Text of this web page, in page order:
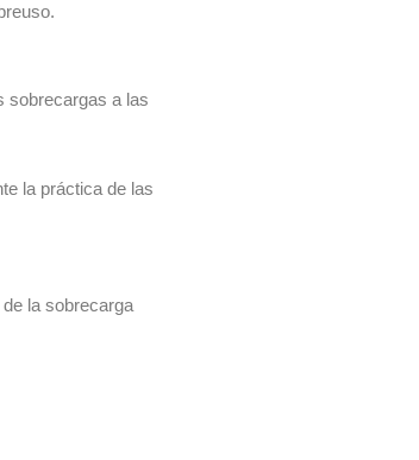
sobrecargas a las
la práctica de las
la sobrecarga